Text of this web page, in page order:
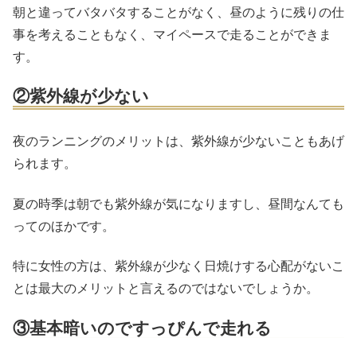
朝と違ってバタバタすることがなく、昼のように残りの仕
事を考えることもなく、マイペースで走ることができま
す。
②紫外線が少ない
夜のランニングのメリットは、紫外線が少ないこともあげ
られます。
夏の時季は朝でも紫外線が気になりますし、昼間なんても
ってのほかです。
特に女性の方は、紫外線が少なく日焼けする心配がないこ
とは最大のメリットと言えるのではないでしょうか。
③基本暗いのですっぴんで走れる